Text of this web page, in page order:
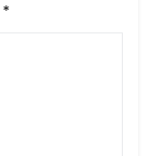
*